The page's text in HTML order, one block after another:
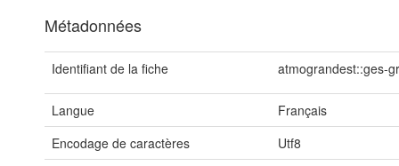
Métadonnées
Identifiant de la fiche atmograndest::ges-
Langue
Français
Encodage de caractères
Utf8